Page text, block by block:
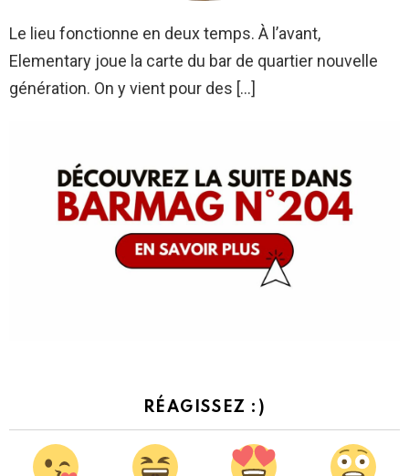
Le lieu fonctionne en deux temps. À l’avant,
Elementary joue la carte du bar de quartier nouvelle
génération. On y vient pour des […]
RÉAGISSEZ :)